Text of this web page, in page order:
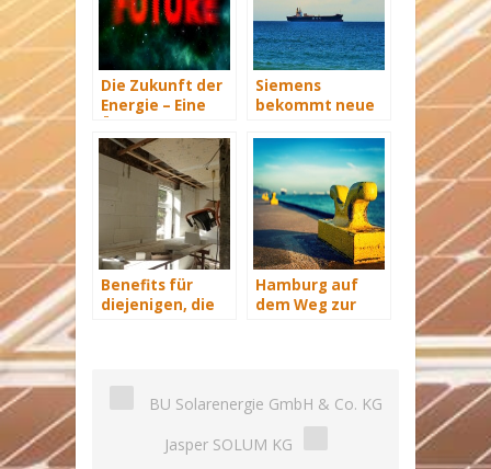
Die Zukunft der
Energie – Eine
Siemens
bekommt neue
Schiffe
Benefits für
diejenigen, die
Hamburg auf
dem Weg zur
BU Solarenergie GmbH & Co. KG
Jasper SOLUM KG